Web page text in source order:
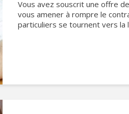
Vous avez souscrit une offre
vous amener à rompre le
particuliers se tournent vers la